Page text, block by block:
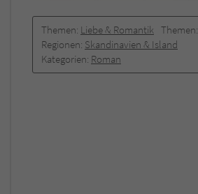
Themen: Liebe & Romantik Themen:
Regionen: Skandinavien & Island
Kategorien: Roman